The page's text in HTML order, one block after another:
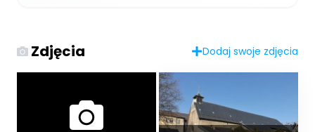
Zdjęcia Dodaj swoje zdjęcia